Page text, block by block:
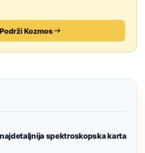
Podrži Kozmos
spektroskopska karta